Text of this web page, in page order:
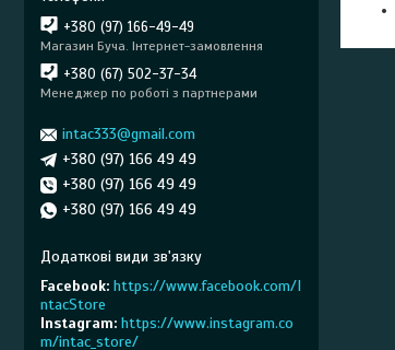
+380 (97) 166-49-49
Магазин Буча. Інтернет-замовлення
+380 (67) 502-37-34
Менеджер по роботі з партнерами
intac333@gmail.com
+380 (97) 166 49 49
+380 (97) 166 49 49
+380 (97) 166 49 49
Facebook https://www.facebook.com/I
ntacStore
Instagram https://www.instagram.co
m/intac_store/